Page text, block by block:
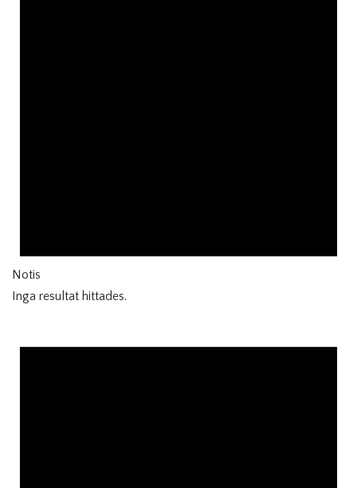
Notis
Inga resultat hittades.